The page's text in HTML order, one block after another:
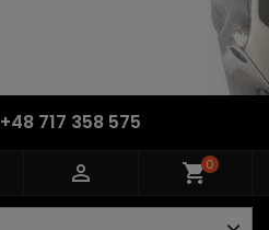
+48 717 358 575
 shopping_cart0